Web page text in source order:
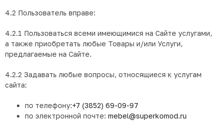
4.2 Пользователь вправе:
4.2.1 Пользоваться всеми имеющимися на Сайте услугами,
а также приобретать любые Товары и/или Услуги,
предлагаемые на Сайте.
4.2.2 Задавать любые вопросы, относящиеся к услугам
сайта:
по телефону:+7 (3852) 69-09-97
по электронной почте: mebel@superkomod.ru